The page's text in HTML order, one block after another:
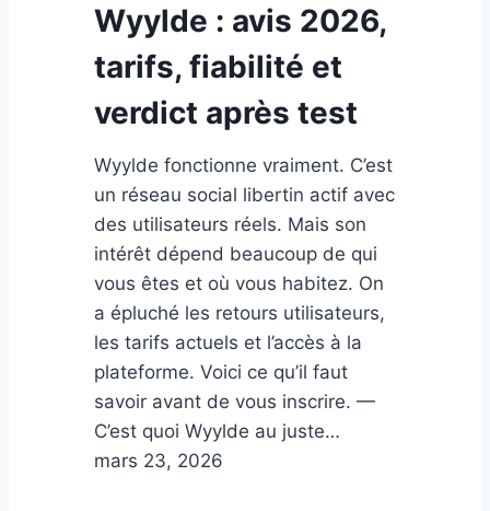
Wyylde : avis 2026,
tarifs, fiabilité et
verdict après test
Wyylde fonctionne vraiment. C’est
un réseau social libertin actif avec
des utilisateurs réels. Mais son
intérêt dépend beaucoup de qui
vous êtes et où vous habitez. On
a épluché les retours utilisateurs,
les tarifs actuels et l’accès à la
plateforme. Voici ce qu’il faut
savoir avant de vous inscrire. —
C’est quoi Wyylde au juste…
mars 23, 2026